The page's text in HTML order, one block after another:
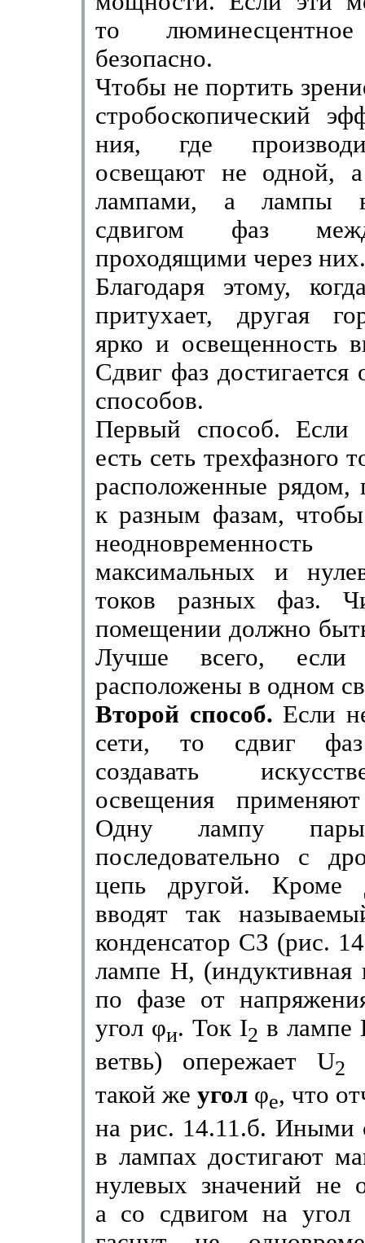
то
безопасно.
Чтобы не портить
стробоскопический
ния, где
освещают не одной, а
лампами, а лампы
сдвигом фаз
проходящими через них.
Благодаря этому,
притухает, другая
ярко и освещенность
Сдвиг фаз
способов.
Первый способ. Если
есть сеть трехфазного
расположенные рядом,
к разным фазам, чтобы
максимальных и
токов разных фаз.
помещении должно
Лучше всего,
расположены в одном
Второй способ. Если
сети, то сдвиг фаз
создавать
освещения
Одну лампу
последователь­но с
цепь дру­гой. Кроме
вводят так
конденсатор СЗ (рис.
лампе Н, (индуктивная
по фазе от
угол φи. Ток I2 в лампе
ветвь) опережает U2
такой же угол φе, что
на рис. 14.11.б. Иными
в лампах достигают
нулевых значений не
а со сдвигом на угол